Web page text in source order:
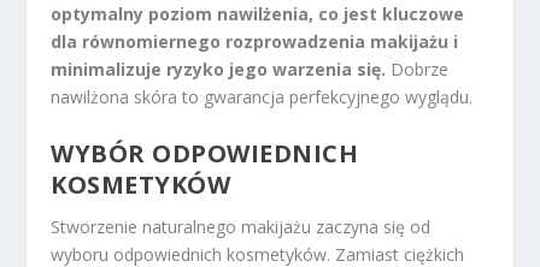
optymalny poziom nawilżenia, co jest kluczowe
dla równomiernego rozprowadzenia makijażu i
minimalizuje ryzyko jego warzenia się. Dobrze
nawilżona skóra to gwarancja perfekcyjnego wyglądu.
WYBÓR ODPOWIEDNICH
KOSMETYKÓW
Stworzenie naturalnego makijażu zaczyna się od
wyboru odpowiednich kosmetyków. Zamiast ciężkich